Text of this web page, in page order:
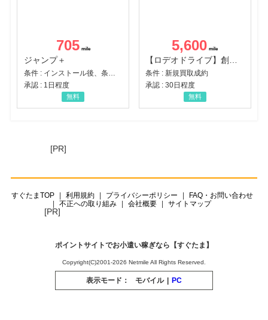
705
ジャンプ＋
承認 : 1日程度
無料
5,600
条件 : 新規買取成約
承認 : 30日程度
無料
[PR]
すぐたまTOP 利用規約 プライバシーポリシー
FAQ・お問い合わせ
不正への取り組み
会社概要 サイトマップ
[PR]
ポイントサイトでお小遣い稼ぎなら【すぐたま】
Copyright(C)2001-2026 Netmile All Rights Reserved.
表示モード： モバイル | PC